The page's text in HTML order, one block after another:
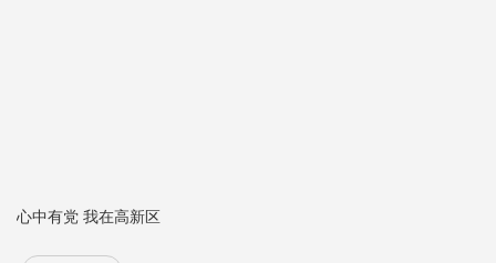
心中有党 我在高新区